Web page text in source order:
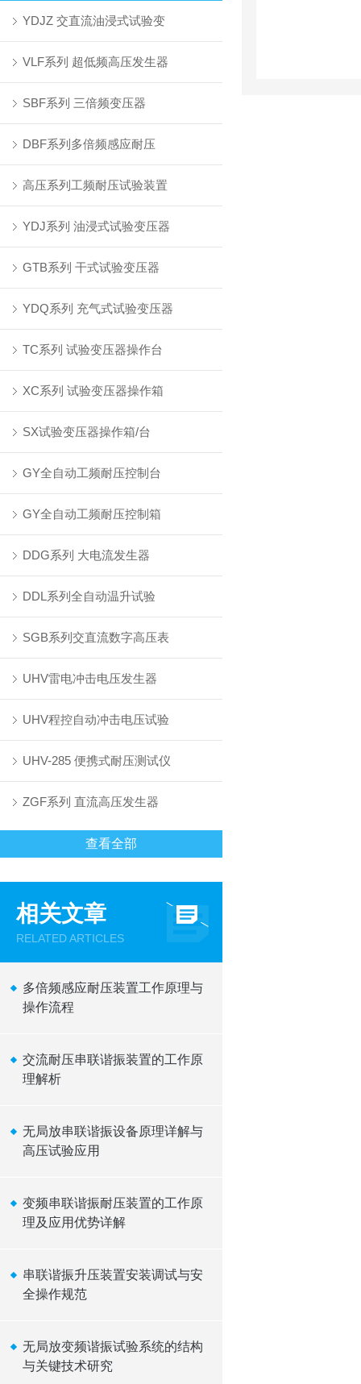
YDJZ 交直流油浸式试验变
VLF系列 超低频高压发生器
SBF系列 三倍频变压器
DBF系列多倍频感应耐压
高压系列工频耐压试验装置
YDJ系列 油浸式试验变压器
GTB系列 干式试验变压器
YDQ系列 充气式试验变压器
TC系列 试验变压器操作台
XC系列 试验变压器操作箱
SX试验变压器操作箱/台
GY全自动工频耐压控制台
GY全自动工频耐压控制箱
DDG系列 大电流发生器
DDL系列全自动温升试验
SGB系列交直流数字高压表
UHV雷电冲击电压发生器
UHV程控自动冲击电压试验
UHV-285 便携式耐压测试仪
ZGF系列 直流高压发生器
查看全部
相关文章
RELATED ARTICLES
多倍频感应耐压装置工作原理与
操作流程
交流耐压串联谐振装置的工作原
理解析
无局放串联谐振设备原理详解与
高压试验应用
变频串联谐振耐压装置的工作原
理及应用优势详解
串联谐振升压装置安装调试与安
全操作规范
无局放变频谐振试验系统的结构
与关键技术研究